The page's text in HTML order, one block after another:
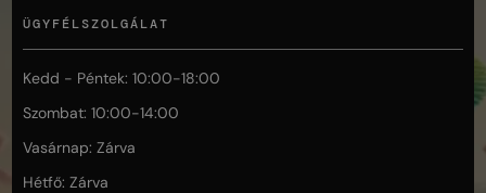
ÜGYFÉLSZOLGÁLAT
Kedd - Péntek: 10:00-18:00
Szombat: 10:00-14:00
Vasárnap: Zárva
Hétfő: Zárva